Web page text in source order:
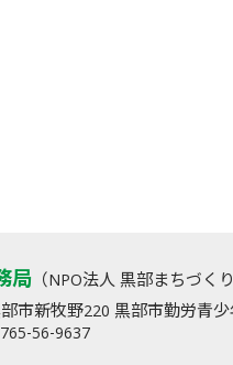
局 （NPO法人 黒部まちづく
市新牧野220 黒部市勤労青
56-9637